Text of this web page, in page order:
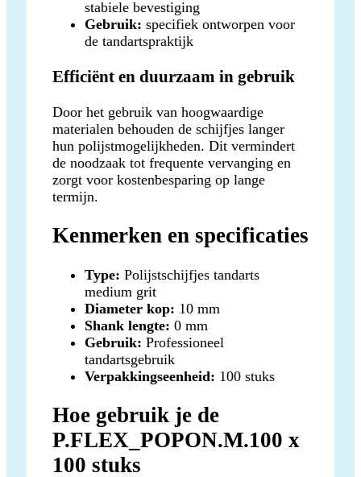
stabiele bevestiging
Gebruik: specifiek ontworpen voor
de tandartspraktijk
Efficiënt en duurzaam in gebruik
Door het gebruik van hoogwaardige
materialen behouden de schijfjes langer
hun polijstmogelijkheden. Dit vermindert
de noodzaak tot frequente vervanging en
zorgt voor kostenbesparing op lange
termijn.
Kenmerken en specificaties
Type: Polijstschijfjes tandarts
medium grit
Diameter kop: 10 mm
Shank lengte: 0 mm
Gebruik: Professioneel
tandartsgebruik
Verpakkingseenheid: 100 stuks
Hoe gebruik je de
P.FLEX_POPON.M.100 x
100 stuks